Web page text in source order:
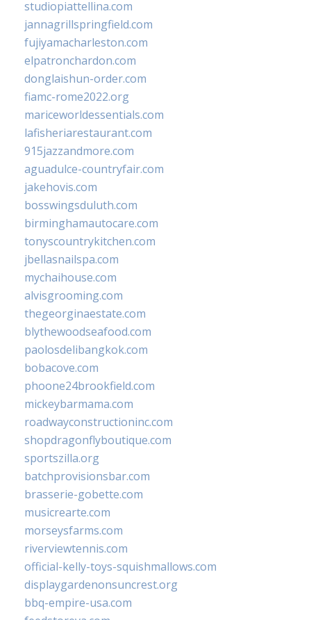
studiopiattellina.com
jannagrillspringfield.com
fujiyamacharleston.com
elpatronchardon.com
donglaishun-order.com
fiamc-rome2022.org
mariceworldessentials.com
lafisheriarestaurant.com
915jazzandmore.com
aguadulce-countryfair.com
jakehovis.com
bosswingsduluth.com
birminghamautocare.com
tonyscountrykitchen.com
jbellasnailspa.com
mychaihouse.com
alvisgrooming.com
thegeorginaestate.com
blythewoodseafood.com
paolosdelibangkok.com
bobacove.com
phoone24brookfield.com
mickeybarmama.com
roadwayconstructioninc.com
shopdragonflyboutique.com
sportszilla.org
batchprovisionsbar.com
brasserie-gobette.com
musicrearte.com
morseysfarms.com
riverviewtennis.com
official-kelly-toys-squishmallows.com
displaygardenonsuncrest.org
bbq-empire-usa.com